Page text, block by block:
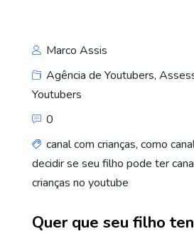
Marco Assis
Agência de Youtubers,
Youtubers
0
canal com crianças, como
decidir se seu filho pode ter
crianças no youtube
Quer que seu filho